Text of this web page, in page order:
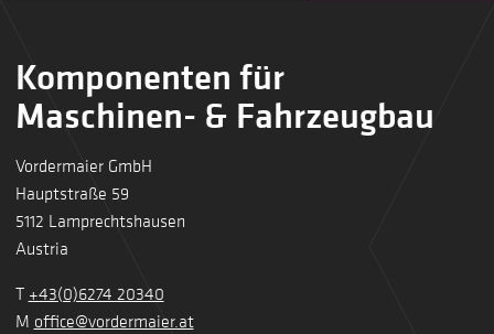
Komponenten für
Maschinen- & Fahrzeugbau
Vordermaier GmbH
Hauptstraße 59
5112 Lamprechtshausen
Austria
T +43(0)6274 20340
M office@vordermaier.at